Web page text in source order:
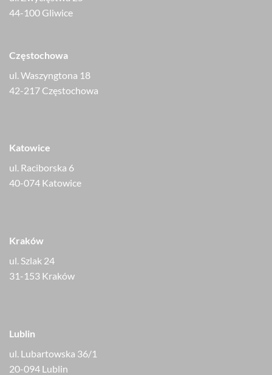
44-100 Gliwice
Częstochowa
ul. Waszyngtona 18
42-217 Częstochowa
Katowice
ul. Raciborska 6
40-074 Katowice
Kraków
ul. Szlak 24
31-153 Kraków
Lublin
ul. Lubartowska 36/1
20-094 Lublin